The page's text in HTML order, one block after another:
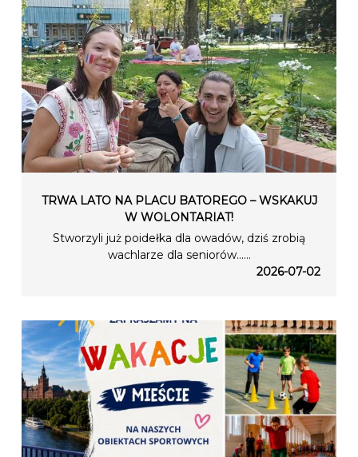
TRWA LATO NA PLACU BATOREGO – WSKAKUJ
W WOLONTARIAT!
Stworzyli już poidełka dla owadów, dziś zrobią
wachlarze dla seniorów…...
2026-07-02